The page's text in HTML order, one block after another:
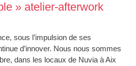
» atelier-afterwork
sous l’impulsion de ses
d’innover. Nous nous sommes
dans les locaux de Nuvia à Aix